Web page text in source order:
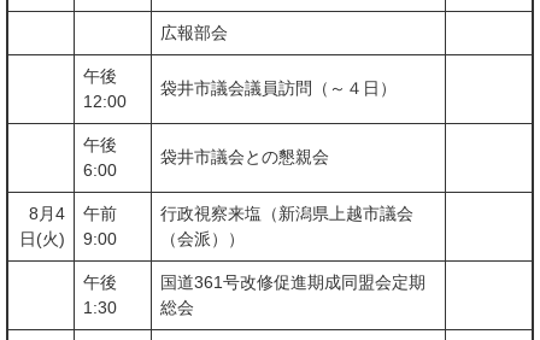
広報部会
午後
12:00
袋井市議会議員訪問（～４日）
午後
6:00
袋井市議会との懇親会
8月4
日(火)
午前
9:00
行政視察来塩（新潟県上越市議会
（会派））
午後
1:30
国道361号改修促進期成同盟会定期
総会